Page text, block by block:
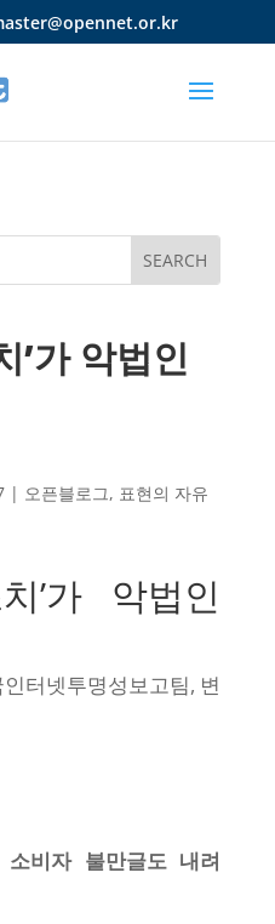
’가 악법인
| 오픈블로그, 표현의 자유
’가 악법인
터넷투명성보고팀, 변
비자 불만글도 내려